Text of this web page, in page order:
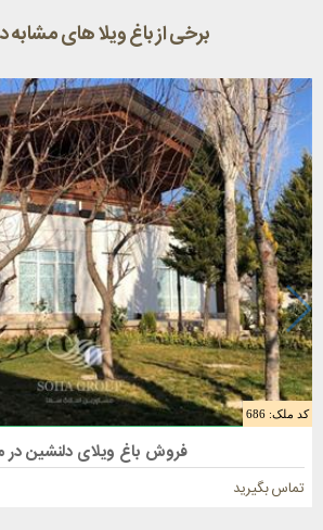
برخی از باغ ویلا های مشابه
کد ملک: 686
فروش باغ ویلا 1800 متری در ملارد
فروش باغ ویلای دلنشین در
تماس بگیرید